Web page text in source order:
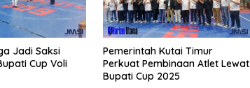
Jadi Saksi
Cup Voli
Pemerintah Kutai Timur
Perkuat Pembinaan Atlet Lewat
Bupati Cup 2025